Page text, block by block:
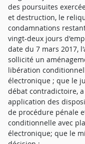
des poursuites
et destruction, le
condamnations
vingt-deux jours
date du 7 mars 2017,
sollicité un
libération
électronique ; que le
débat contradictoire,
application des
de procédure pénale
conditionnelle avec
électronique; que le